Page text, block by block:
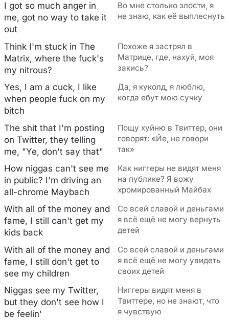
I got so much anger in
me, got no way to take it
out
Во мне столько злости, я
не знаю, как её выплеснуть
Think I'm stuck in The
Matrix, where the fuck's
my nitrous?
Похоже я застрял в
Матрице, где, нахуй, моя
закись?
Yes, I am a cuck, I like
when people fuck on my
bitch
Да, я куколд, я люблю,
когда ебут мою сучку
The shit that I'm posting
on Twitter, they telling
me, "Ye, don't say that"
Пощу хуйню в Твиттер, они
говорят: «Йе, не говори
так»
How niggas can't see me
in public? I'm driving an
all-chrome Maybach
Как ниггеры не видят меня
на публике? Я вожу
хромированный Майбах
With all of the money and
fame, I still can't get my
kids back
Со всей славой и деньгами
я всё ещё не могу вернуть
детей
With all of the money and
fame, I still don't get to
see my children
Со всей славой и деньгами
я всё ещё не могу увидеть
своих детей
Niggas see my Twitter,
but they don't see how I
be feelin'
Ниггеры видят меня в
Твиттере, но не знают, что
я чувствую